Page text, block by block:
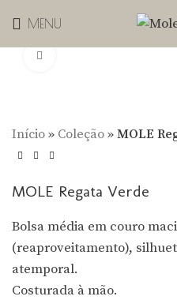
MENU
Início » Coleção » MOLE
MOLE Regata Verde
Bolsa média em couro
(reaproveitamento),
atemporal.
Costurada à mão.